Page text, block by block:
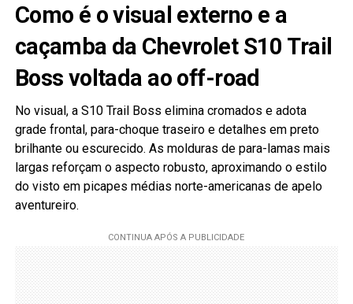
Como é o visual externo e a
caçamba da Chevrolet S10 Trail
Boss voltada ao off-road
No visual, a S10 Trail Boss elimina cromados e adota
grade frontal, para-choque traseiro e detalhes em preto
brilhante ou escurecido. As molduras de para-lamas mais
largas reforçam o aspecto robusto, aproximando o estilo
do visto em picapes médias norte-americanas de apelo
aventureiro.